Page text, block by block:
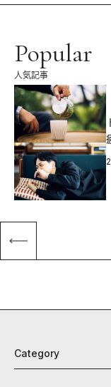
Popular
人気記事
Category